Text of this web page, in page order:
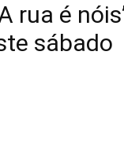
rua é
sábado